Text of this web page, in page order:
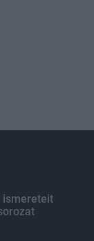
ismereteit